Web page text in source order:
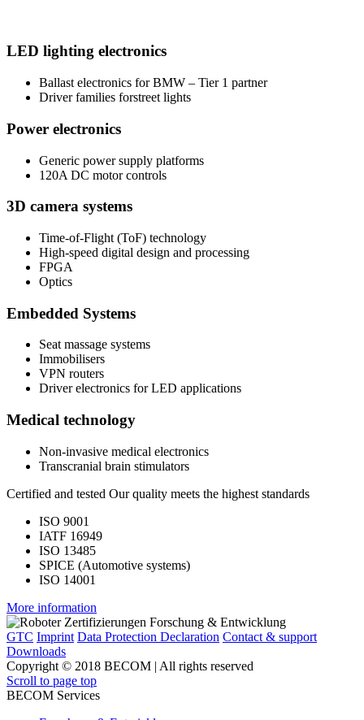
LED lighting electronics
Ballast electronics for BMW – Tier 1 partner
Driver families forstreet lights
Power electronics
Generic power supply platforms
120A DC motor controls
3D camera systems
Time-of-Flight (ToF) technology
High-speed digital design and processing
FPGA
Optics
Embedded Systems
Seat massage systems
Immobilisers
VPN routers
Driver electronics for LED applications
Medical technology
Non-invasive medical electronics
Transcranial brain stimulators
Certified and tested Our quality meets the highest standards
ISO 9001
IATF 16949
ISO 13485
SPICE (Automotive systems)
ISO 14001
More information
GTC Imprint Data Protection Declaration Contact & support
Downloads
Copyright © 2018 BECOM | All rights reserved
Scroll to page top
BECOM Services